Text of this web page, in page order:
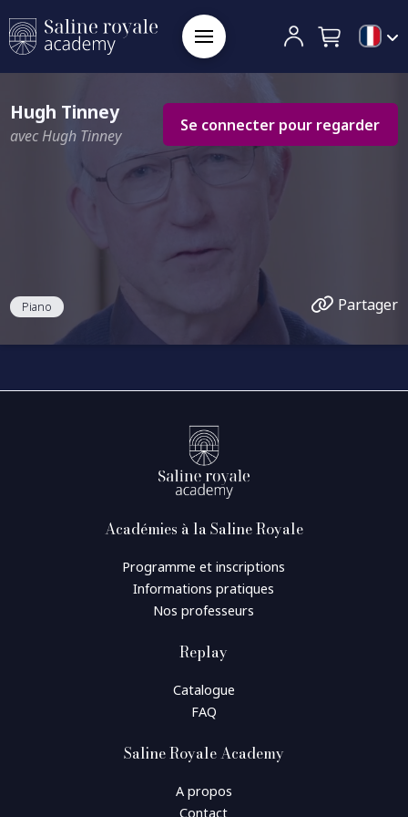
Hugh Tinney
avec Hugh Tinney
Se connecter pour regarder
Piano Partager
Académies à la Saline Royale
Programme et inscriptions
Informations pratiques
Nos professeurs
Replay
Catalogue
FAQ
Saline Royale Academy
A propos
Contact